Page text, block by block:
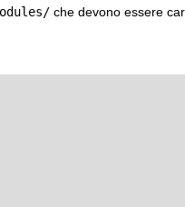
che devono essere